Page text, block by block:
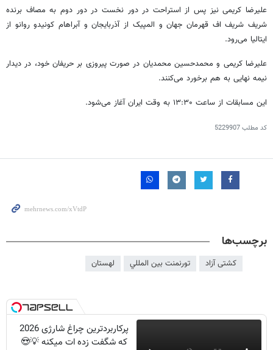
علیرضا کریمی نیز پس از استراحت در دور نخست در دور دوم به مصاف برنده
شریف شریف اف قهرمان جهان و المپیک از آذربایجان و آبراهام کونیدو روانو از
ایتالیا می‌رود.
علیرضا کریمی و محمدحسین محمدیان در صورت پیروزی بر حریفان خود، در دیدار
نیمه نهایی به هم برخورد می‌کنند.
این مسابقات از ساعت ۱۳:۳۰ به وقت ایران آغاز می‌شود.
کد مطلب5229907
برچسب‌ها
کشتی آزاد تورنمنت بين المللي لهستان
پرکاربردترین چراغ شارژی 2026
که شگفت زده ات میکنه 💡😍